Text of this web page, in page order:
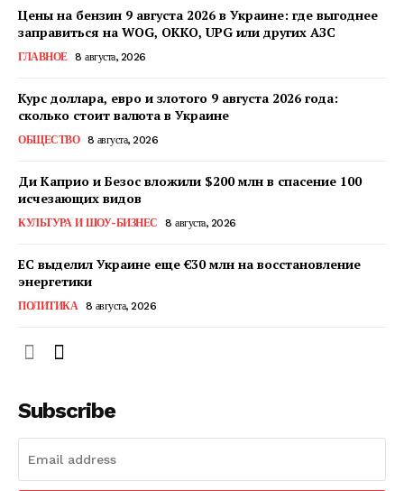
КавПолит
Цены на бензин 9 августа 2026 в Украине: где выгоднее
заправиться на WOG, OKKO, UPG или других АЗС
ГЛАВНОЕ 8 августа, 2026
Курс доллара, евро и злотого 9 августа 2026 года:
сколько стоит валюта в Украине
ОБЩЕСТВО 8 августа, 2026
Ди Каприо и Безос вложили $200 млн в спасение 100
исчезающих видов
КУЛЬТУРА И ШОУ-БИЗНЕС 8 августа, 2026
ЕС выделил Украине еще €30 млн на восстановление
энергетики
ПОЛИТИКА 8 августа, 2026
Subscribe